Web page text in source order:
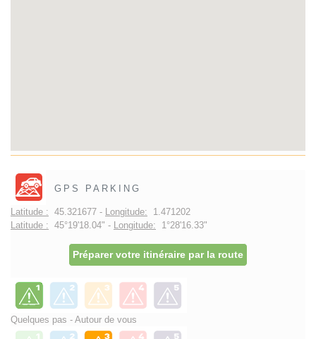
GPS PARKING
Latitude : 45.321677 - Longitude: 1.471202
Latitude : 45°19'18.04" - Longitude: 1°28'16.33"
Préparer votre itinéraire par la route
Quelques pas - Autour de vous